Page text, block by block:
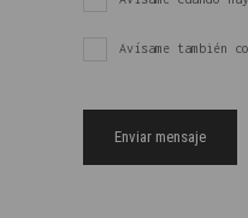
Avísame también